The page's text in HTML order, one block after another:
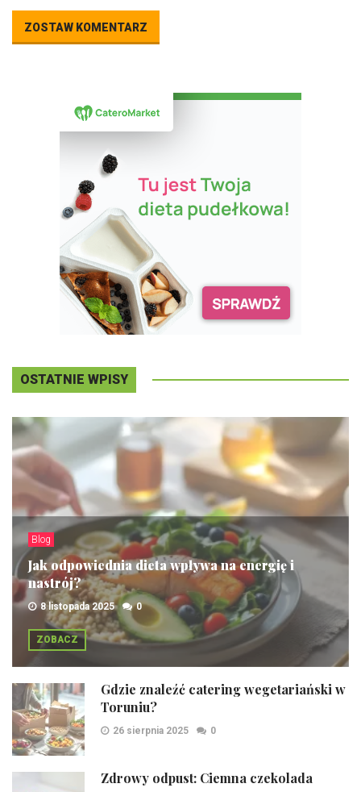
ZOSTAW KOMENTARZ
OSTATNIE WPISY
Blog
Jak odpowiednia dieta wpływa na energię i
nastrój?
8 listopada 2025 0
ZOBACZ
Gdzie znaleźć catering wegetariański w
Toruniu?
26 sierpnia 2025 0
Zdrowy odpust: Ciemna czekolada